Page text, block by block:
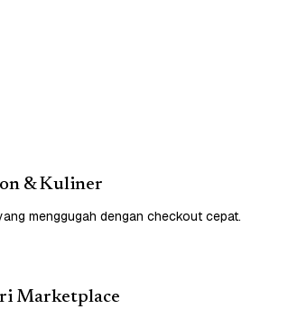
& Kuliner
menggugah dengan checkout cepat.
Marketplace